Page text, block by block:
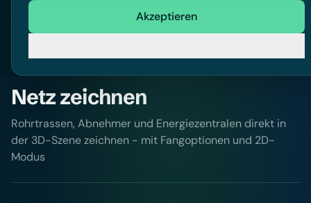
Netz zeichnen
Rohrtrassen, Abnehmer und Energiezentralen direkt in
der 3D-Szene zeichnen - mit Fangoptionen und 2D-
Modus
Akzeptieren